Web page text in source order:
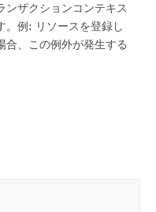
ンザクションコンテキス
。例: リソースを登録し
合、この例外が発生する